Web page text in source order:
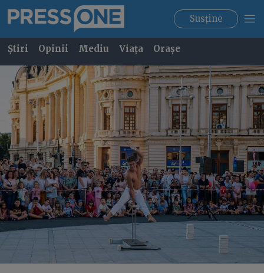
Susține
Știri Opinii Mediu Viața Orașe